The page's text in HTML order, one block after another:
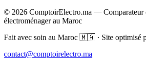
© 2026 ComptoirElectro.ma — Comparateur
électroménager au Maroc
Fait avec soin au Maroc 🇲🇦 · Site optimisé
contact@comptoirelectro.ma